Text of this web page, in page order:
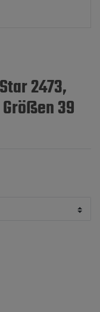
2473,
39